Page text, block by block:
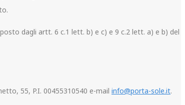
dagli artt. 6 c.1 lett. b) e c) e 9 c.2 lett. a) e b) del
55, P.I. 00455310540 e-mail info@porta-sole.it.